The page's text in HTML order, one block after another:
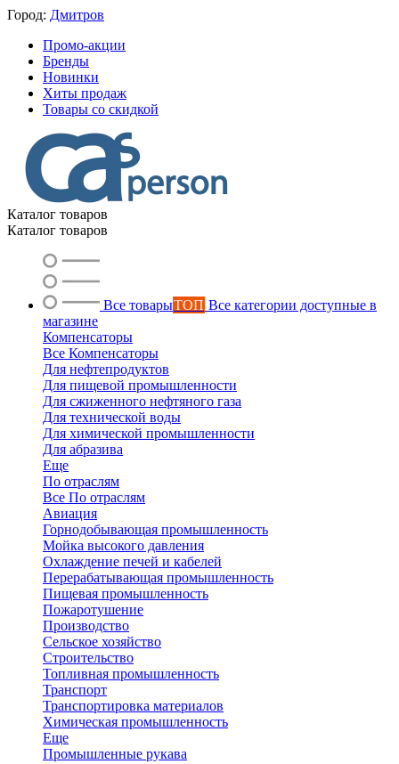
Город: Дмитров
Промо-акции
Бренды
Новинки
Хиты продаж
Товары со скидкой
Каталог товаров
Каталог товаров
Все товарыТОП Все категории доступные в
магазине
Компенсаторы
Все Компенсаторы
Для нефтепродуктов
Для пищевой промышленности
Для сжиженного нефтяного газа
Для технической воды
Для химической промышленности
Для абразива
Еще
По отраслям
Все По отраслям
Авиация
Горнодобывающая промышленность
Мойка высокого давления
Охлаждение печей и кабелей
Перерабатывающая промышленность
Пищевая промышленность
Пожаротушение
Производство
Сельское хозяйство
Строительство
Топливная промышленность
Транспорт
Транспортировка материалов
Химическая промышленность
Еще
Промышленные рукава